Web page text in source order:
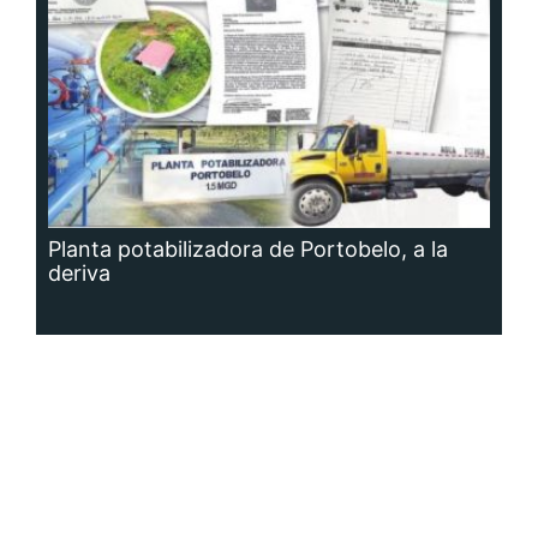
Planta potabilizadora de Portobelo, a la
deriva